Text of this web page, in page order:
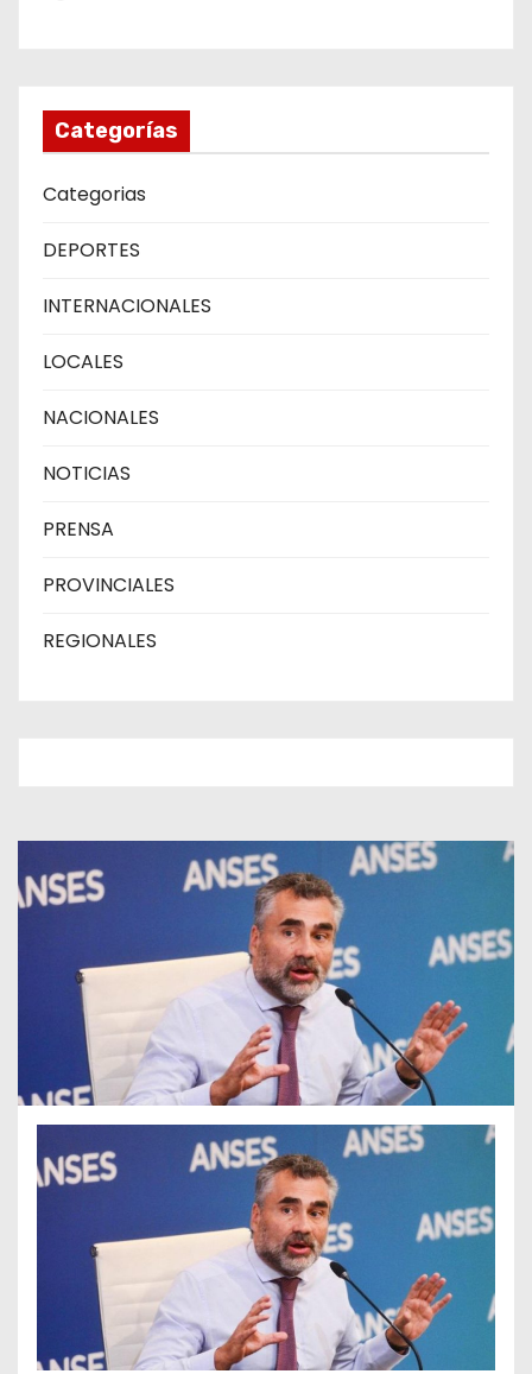
Categorías
Categorias
DEPORTES
INTERNACIONALES
LOCALES
NACIONALES
NOTICIAS
PRENSA
PROVINCIALES
REGIONALES